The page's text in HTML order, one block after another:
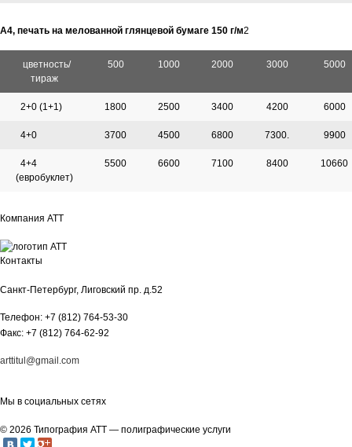
А4, печать на мелованной глянцевой бумаге 150 г/м2
цветность/
тираж
500 1000 2000 3000 5000
2+0 (1+1) 1800 2500 3400 4200 6000
4+0 3700 4500 6800 7300. 9900
4+4
(евробуклет)
5500 6600 7100 8400 10660
Компания АТТ
Контакты
Санкт-Петербург, Лиговский пр. д.52
Телефон: +7 (812) 764-53-30
Факс: +7 (812) 764-62-92
arttitul@gmail.com
Мы в социальных сетях
© 2026 Типография АТТ — полиграфические услуги